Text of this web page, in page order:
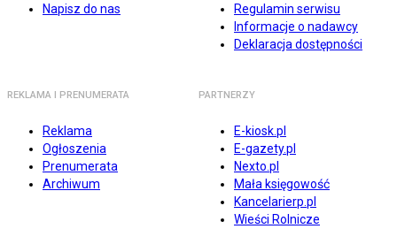
Napisz do nas
Regulamin serwisu
Informacje o nadawcy
Deklaracja dostępności
REKLAMA I PRENUMERATA
Reklama
Ogłoszenia
Prenumerata
Archiwum
PARTNERZY
E-kiosk.pl
E-gazety.pl
Nexto.pl
Mała księgowość
Kancelarierp.pl
Wieści Rolnicze